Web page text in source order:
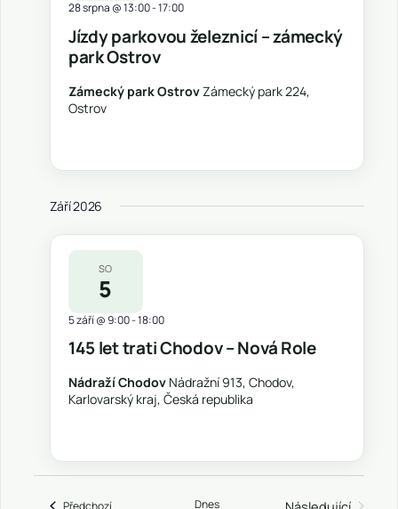
Jízdy parkovou železnicí – zámecký
park Ostrov
28 srpna @ 13:00-17:00
Zámecký park OstrovZámecký park 224,
Ostrov
Září 2026
SO
5
145 let trati Chodov – Nová Role
5 září @ 9:00-18:00
Nádraží Chodov Nádražní 913, Chodov,
Karlovarský kraj, Česká republika
PředchozíAkce Dnes